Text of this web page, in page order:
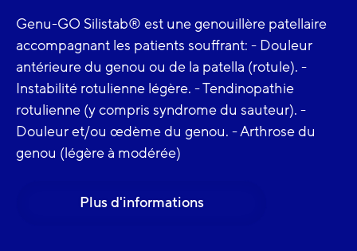
Genu-GO Silistab® est une genouillère patellaire
accompagnant les patients souffrant: - Douleur
antérieure du genou ou de la patella (rotule). -
Instabilité rotulienne légère. - Tendinopathie
rotulienne (y compris syndrome du sauteur). -
Douleur et/ou œdème du genou. - Arthrose du
genou (légère à modérée)
Plus d'informations